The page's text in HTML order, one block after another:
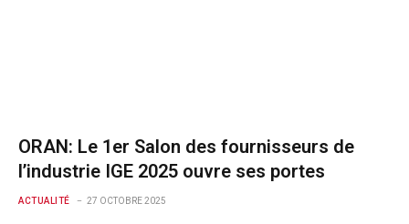
ORAN: Le 1er Salon des fournisseurs de
l’industrie IGE 2025 ouvre ses portes
ACTUALITÉ 27 OCTOBRE 2025